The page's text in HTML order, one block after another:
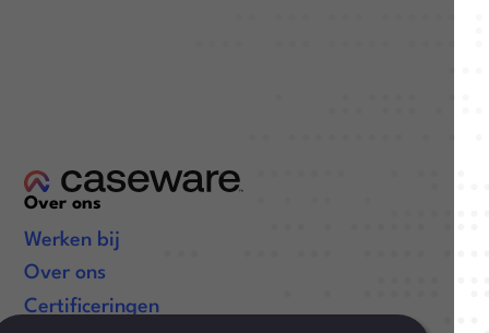
Over ons
Werken bij
Over ons
Certificeringen